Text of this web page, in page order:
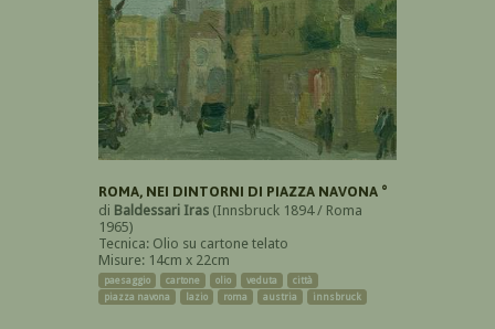
ROMA, NEI DINTORNI DI PIAZZA NAVONA °
di Baldessari Iras (Innsbruck 1894 / Roma
1965)
Tecnica: Olio su cartone telato
Misure: 14cm x 22cm
paesaggio cartone olio veduta
città
piazza navona
lazio roma austria innsbruck